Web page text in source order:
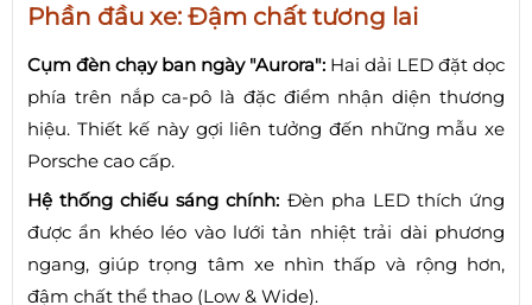
Phần đầu xe: Đậm chất tương lai
Cụm đèn chạy ban ngày "Aurora": Hai dải LED đặt dọc
phía trên nắp ca-pô là đặc điểm nhận diện thương
hiệu. Thiết kế này gợi liên tưởng đến những mẫu xe
Porsche cao cấp.
Hệ thống chiếu sáng chính: Đèn pha LED thích ứng
được ẩn khéo léo vào lưới tản nhiệt trải dài phương
ngang, giúp trọng tâm xe nhìn thấp và rộng hơn,
đậm chất thể thao (Low & Wide).